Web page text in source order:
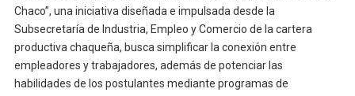
Chaco”, una iniciativa diseñada e impulsada desde la
Subsecretaría de Industria, Empleo y Comercio de la cartera
productiva chaqueña, busca simplificar la conexión entre
empleadores y trabajadores, además de potenciar las
habilidades de los postulantes mediante programas de